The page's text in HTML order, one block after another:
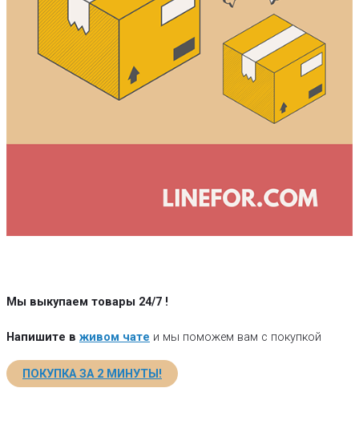
Мы выкупаем товары 24/7 !
Напишите в живом чате и мы поможем вам с покупкой
ПОКУПКА ЗА 2 МИНУТЫ!